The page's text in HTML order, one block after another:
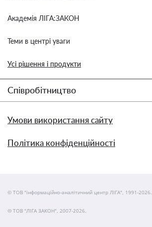
Академія ЛІГА:ЗАКОН
Теми в центрі уваги
Усі рішення і продукти
Співробітництво
Умови використання сайту
Політика конфіденційності
© ТОВ "інформаційно-аналітичний центр ЛІГА", 1991-2026.
© ТОВ "ЛІГА ЗАКОН", 2007-2026.